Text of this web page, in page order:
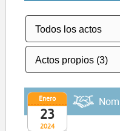
2024
Enero
23